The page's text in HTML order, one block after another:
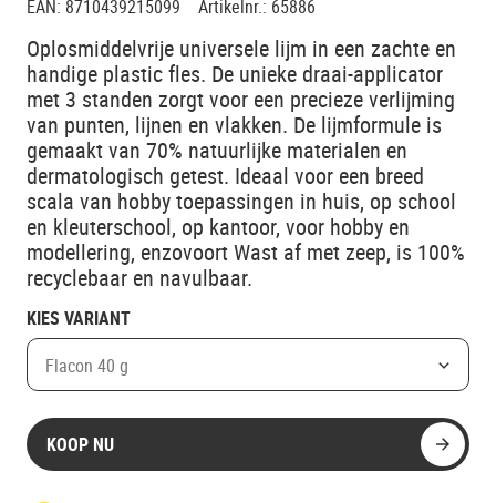
EAN: 8710439215099 Artikelnr.: 65886
Oplosmiddelvrije universele lijm in een zachte en
handige plastic fles. De unieke draai-applicator
met 3 standen zorgt voor een precieze verlijming
van punten, lijnen en vlakken. De lijmformule is
gemaakt van 70% natuurlijke materialen en
dermatologisch getest. Ideaal voor een breed
scala van hobby toepassingen in huis, op school
en kleuterschool, op kantoor, voor hobby en
modellering, enzovoort Wast af met zeep, is 100%
recyclebaar en navulbaar.
KIES VARIANT
Flacon 40 g
KOOP NU